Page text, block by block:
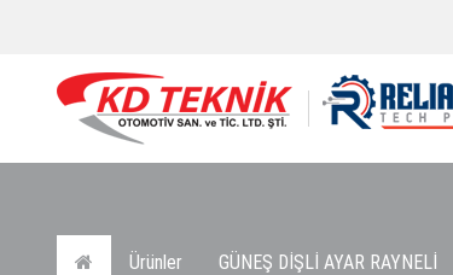
Ürünler GÜNEŞ DİŞLİ AYAR RAYNELİ